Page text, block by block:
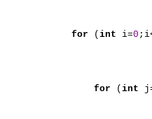
for ( int i=0
for ( int